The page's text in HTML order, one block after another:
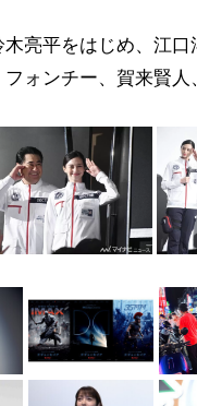
亮平をはじめ、江
ォンチー、賀来賢人